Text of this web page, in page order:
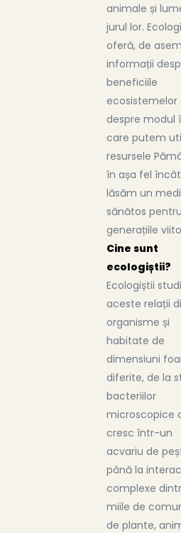
animale și
jurul lor.
oferă, de
informații
beneficiile
ecosistemelor
despre modul
care putem
resursele
în așa fel
lăsăm un
sănătos pentru
generațiile
Cine sunt
ecologiștii?
Ecologiștii
aceste relații
organisme și
habitate de
dimensiuni
diferite, de la
bacteriilor
microscopice
cresc într-un
acvariu de
până la
complexe
miile de
de plante,